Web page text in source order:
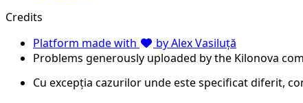
Credits
Platform made with
by Alex Vasiluță
Problems generously uploaded by the Kilonova
Cu excepția cazurilor unde este specificat diferit,